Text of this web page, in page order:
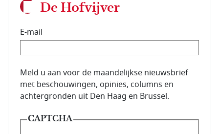
De Hofvijver
E-mail
E-mailadres van de abonnee.
Meld u aan voor de maandelijkse nieuwsbrief
met beschouwingen, opinies, columns en
achtergronden uit Den Haag en Brussel.
CAPTCHA